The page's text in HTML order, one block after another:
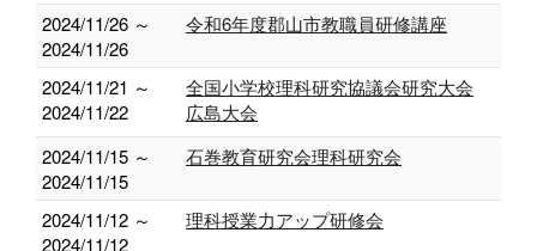
2024/11/26 ～
2024/11/26
令和6年度郡山市教職員研修講座
2024/11/21 ～
2024/11/22
全国小学校理科研究協議会研究大会
広島大会
2024/11/15 ～
2024/11/15
石巻教育研究会理科研究会
2024/11/12 ～
2024/11/12
理科授業力アップ研修会